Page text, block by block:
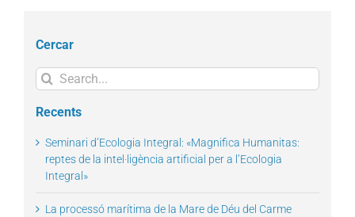
Cercar
Search
for:
Recents
Seminari d’Ecologia Integral: «Magnifica Humanitas:
reptes de la intel·ligència artificial per a l’Ecologia
Integral»
La processó marítima de la Mare de Déu del Carme